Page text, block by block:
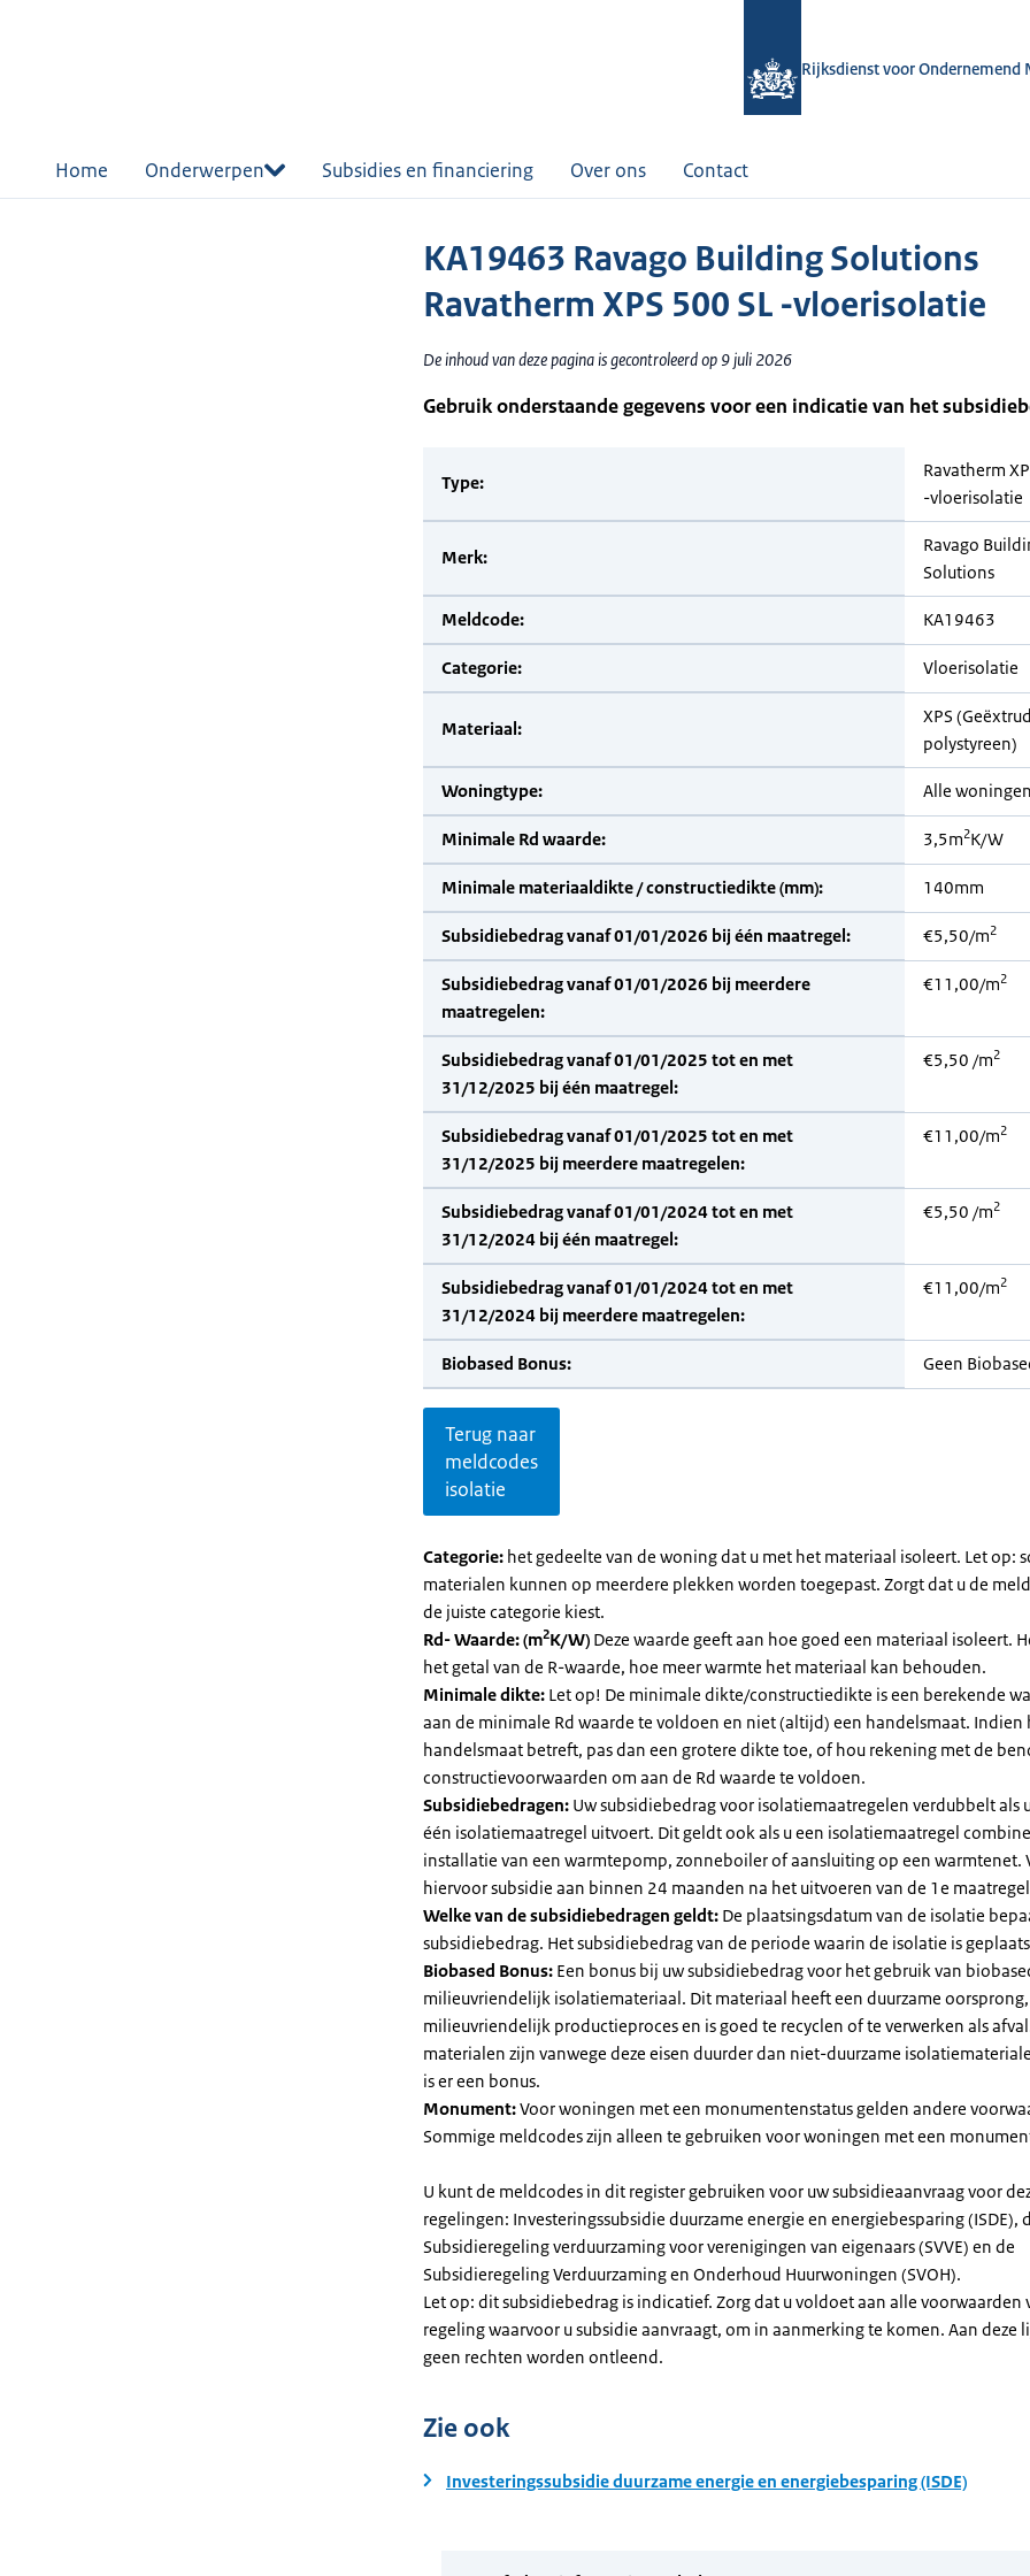
Rijksdienst voor Ondernemend
Home Onderwerpen Subsidies en financiering Over ons Contact
KA19463 Ravago Building Solutions
Ravatherm XPS 500 SL -vloerisolatie
De inhoud van deze pagina is gecontroleerd op 9 juli 2026
Gebruik onderstaande gegevens voor een indicatie van het
Type:
Ravatherm
-vloerisolatie
Merk:
Ravago
Solutions
Meldcode: KA19463
Categorie: Vloerisolatie
Materiaal:
XPS
polystyreen)
Woningtype: Alle woningen
Minimale Rd waarde: 3,5m2K/W
Minimale materiaaldikte / constructiedikte (mm): 140mm
Subsidiebedrag vanaf 01/01/2026 bij één maatregel: €5,50/m2
Subsidiebedrag vanaf 01/01/2026 bij meerdere
maatregelen:
€11,00/m2
Subsidiebedrag vanaf 01/01/2025 tot en met
31/12/2025 bij één maatregel:
€5,50 /m2
Subsidiebedrag vanaf 01/01/2025 tot en met
31/12/2025 bij meerdere maatregelen:
€11,00/m2
Subsidiebedrag vanaf 01/01/2024 tot en met
31/12/2024 bij één maatregel:
€5,50 /m2
Subsidiebedrag vanaf 01/01/2024 tot en met
31/12/2024 bij meerdere maatregelen:
€11,00/m2
Biobased Bonus: Geen
Terug naar
meldcodes
isolatie
Categorie: het gedeelte van de woning dat u met het materiaal isoleert. Let op:
materialen kunnen op meerdere plekken worden toegepast. Zorgt dat u de
de juiste categorie kiest.
Rd- Waarde: (m2K/W) Deze waarde geeft aan hoe goed een materiaal isoleert.
het getal van de R-waarde, hoe meer warmte het materiaal kan behouden.
Minimale dikte: Let op! De minimale dikte/constructiedikte is een berekende
aan de minimale Rd waarde te voldoen en niet (altijd) een handelsmaat. Indien
handelsmaat betreft, pas dan een grotere dikte toe, of hou rekening met de
constructievoorwaarden om aan de Rd waarde te voldoen.
Subsidiebedragen: Uw subsidiebedrag voor isolatiemaatregelen verdubbelt als
één isolatiemaatregel uitvoert. Dit geldt ook als u een isolatiemaatregel
installatie van een warmtepomp, zonneboiler of aansluiting op een warmtenet.
hiervoor subsidie aan binnen 24 maanden na het uitvoeren van de 1e
Welke van de subsidiebedragen geldt: De plaatsingsdatum van de isolatie
subsidiebedrag. Het subsidiebedrag van de periode waarin de isolatie is
Biobased Bonus: Een bonus bij uw subsidiebedrag voor het gebruik van
milieuvriendelijk isolatiemateriaal. Dit materiaal heeft een duurzame oorsprong,
milieuvriendelijk productieproces en is goed te recyclen of te verwerken als
materialen zijn vanwege deze eisen duurder dan niet-duurzame
is er een bonus.
Monument:Voor woningen met een monumentenstatus gelden andere
Sommige meldcodes zijn alleen te gebruiken voor woningen met een
U kunt de meldcodes in dit register gebruiken voor uw subsidieaanvraag voor
regelingen: Investeringssubsidie duurzame energie en energiebesparing (ISDE),
Subsidieregeling verduurzaming voor verenigingen van eigenaars (SVVE) en de
Subsidieregeling Verduurzaming en Onderhoud Huurwoningen (SVOH).
Let op: dit subsidiebedrag is indicatief. Zorg dat u voldoet aan alle voorwaarden
regeling waarvoor u subsidie aanvraagt, om in aanmerking te komen. Aan deze
geen rechten worden ontleend.
Zie ook
Investeringssubsidie duurzame energie en energiebesparing (ISDE)